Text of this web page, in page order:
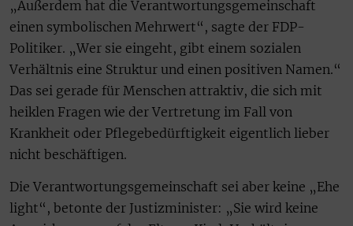
„Außerdem hat die Verantwortungsgemeinschaft
einen symbolischen Mehrwert“, sagte der FDP-
Politiker. „Wer sie eingeht, gibt einem sozialen
Verhältnis eine Struktur und einen positiven Namen.“
Das sei gerade für Menschen attraktiv, die sich mit
heiklen Fragen wie der Vertretung im Fall von
Krankheit oder Pflegebedürftigkeit eigentlich lieber
nicht beschäftigen.
Die Verantwortungsgemeinschaft sei aber keine „Ehe
light“, betonte der Justizminister: „Sie wird keine